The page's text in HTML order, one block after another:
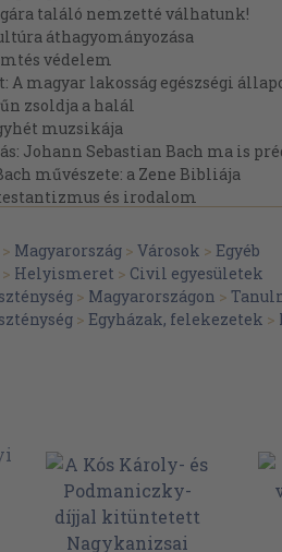
találó nemzetté válhatunk!
áthagyományozása
védelem
A magyar lakosság egészségi
zsoldja a halál
muzsikája
Johann Sebastian Bach ma is
művészete: a Zene Bibliája
és irodalom
iskolázás múltja Jelene
és magyarság
soproni református gyülekezet
Fidelissima
nyelvi környezete
a Kárpát-kanyarban
Franciaországban és Svájcban
Református Világtalálkozóról
Sopronban
előadás-listája (1996-2001)
és testvériesebb világot! c.
> Magyarország > Városok > Egyéb
> Helyismeret > Civil egyesületek
> Magyarországon >
> Egyházak, felekezetek >